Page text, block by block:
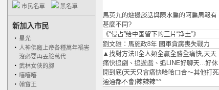
市民名單 黑名單
新加入市民
‧ 星光
‧ 人神佛魔上帝各種萬年禍害
沒必要再丟臉萬代
‧ 武林女俠的腳
‧ 嘻嘻嘻
‧ 翰寶王
馬英九的爐邊談話與陳水扁的阿扁周報有
甚麼不同?
《“侵占”给中国留下的三片“净土”》
劉文雄：馬施政8年 國軍貪腐喪失戰力
▲找對方法!!全人類全贏全勝全痛快,天天
痛快追劇、追遊戲、追LINE好聊天...好休
閒到底(天天只會痛快哈哈口合～其他打死
通通都不會)辣辣辣^^